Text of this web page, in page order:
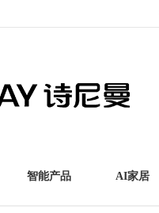
智能产品 AI家居